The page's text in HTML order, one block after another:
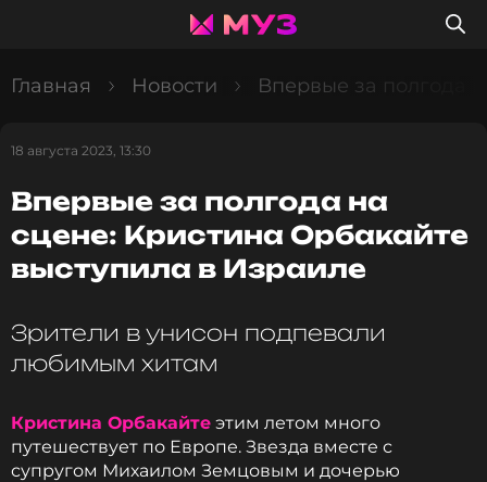
Главная Новости Впервые за полгода
18 августа 2023, 13:30
Впервые за полгода на
сцене: Кристина Орбакайте
выступила в Израиле
Зрители в унисон подпевали
любимым хитам
Кристина Орбакайте этим летом много
путешествует по Европе. Звезда вместе с
супругом Михаилом Земцовым и дочерью